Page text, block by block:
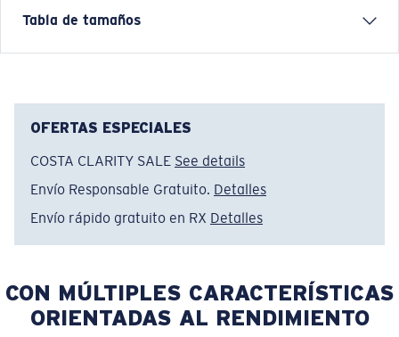
Short-sleeve jersey knit crew
• Men's Cut
• 50% Cotton, 50% Polyester
Tumble dry low. Iron inside out on low setting. Do not
use bleach. Do not dry clean.
Nombre del modelo:Freedom Fly
Artículo n.°:FQA401182-30G
Tamaño:S
Tabla de tamaños
OFERTAS ESPECIALES
COSTA CLARITY SALE See details
Envío Responsable Gratuito. Detalles
Envío rápido gratuito en RX Detalles
CON MÚLTIPLES CARACTERÍSTICAS
ORIENTADAS AL RENDIMIENTO